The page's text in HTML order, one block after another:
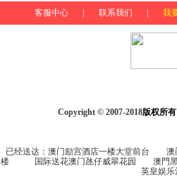
客服中心 联系我们 我
Copyright © 2007-2018版权所有
已经送达：澳门励宫酒店一楼大堂前台
楼 国际送花澳门氹仔威翠花园 澳門
英皇娱